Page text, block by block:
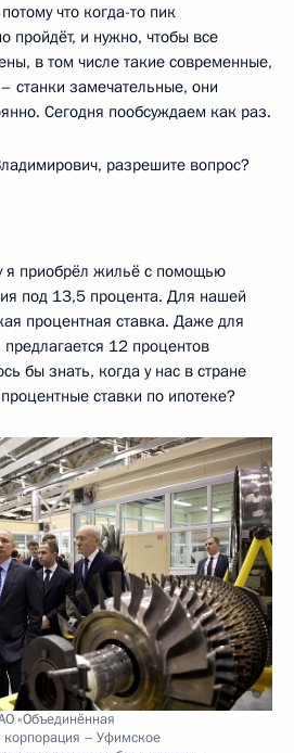
что когда-то пик
пройдёт, и нужно, чтобы все
в том числе такие современные,
станки замечательные, они
Сегодня пообсуждаем как раз.
разрешите вопрос?
я приобрёл жильё с помощью
под 13,5 процента. Для нашей
процентная ставка. Даже для
12 процентов
бы знать, когда у нас в стране
ставки по ипотеке?
«Объединённая
корпорация – Уфимское